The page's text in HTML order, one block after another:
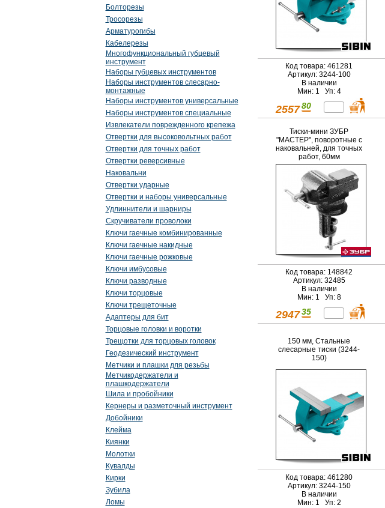
Болторезы
Тросорезы
Арматурогибы
Кабелерезы
Многофункциональный губцевый
инструмент
Наборы губцевых инструментов
Наборы инструментов слесарно-
монтажные
Наборы инструментов универсальные
Наборы инструментов специальные
Извлекатели поврежденного крепежа
Отвертки для высоковольтных работ
Отвертки для точных работ
Отвертки реверсивные
Наковальни
Отвертки ударные
Отвертки и наборы универсальные
Удлиннители и шарниры
Скручиватели проволоки
Ключи гаечные комбинированные
Ключи гаечные накидные
Ключи гаечные рожковые
Ключи имбусовые
Ключи разводные
Ключи торцовые
Ключи трещеточные
Адаптеры для бит
Торцовые головки и воротки
Трещотки для торцовых головок
Геодезический инструмент
Метчики и плашки для резьбы
Метчикодержатели и
плашкодержатели
Шила и пробойники
Кернеры и разметочный инструмент
Добойники
Клейма
Киянки
Молотки
Кувалды
Кирки
Зубила
Ломы
Код товара: 461281
Артикул: 3244-100
В наличии
Мин: 1 Уп: 4
2557 80
Тиски-мини ЗУБР
"МАСТЕР", поворотные с
наковальней, для точных
работ, 60мм
Код товара: 148842
Артикул: 32485
В наличии
Мин: 1 Уп: 8
2947 35
150 мм, Стальные
слесарные тиски (3244-
150)
Код товара: 461280
Артикул: 3244-150
В наличии
Мин: 1 Уп: 2